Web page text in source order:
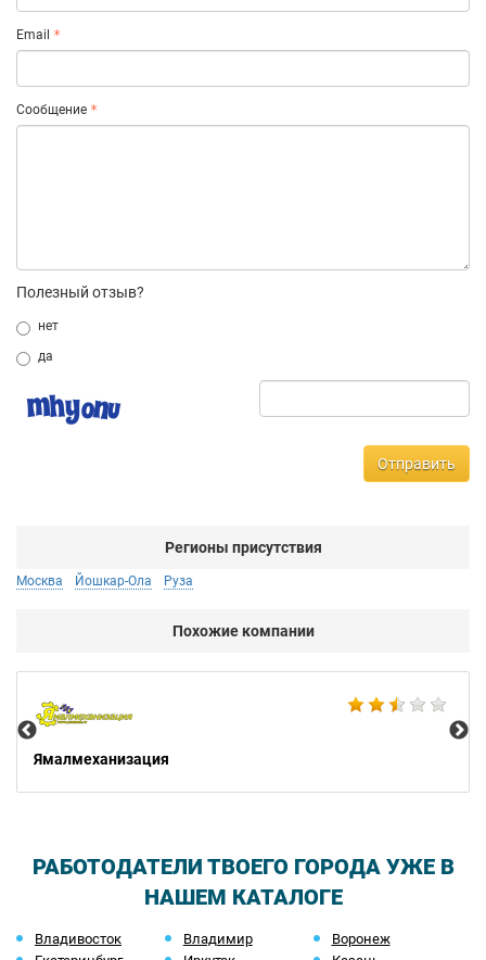
Email
Сообщение
Полезный отзыв?
нет
да
Отправить
Регионы присутствия
Москва Йошкар-Ола Руза
Похожие компании
Ямалмеханизация
РАБОТОДАТЕЛИ ТВОЕГО ГОРОДА УЖЕ В
НАШЕМ КАТАЛОГЕ
Владивосток Владимир
Воронеж